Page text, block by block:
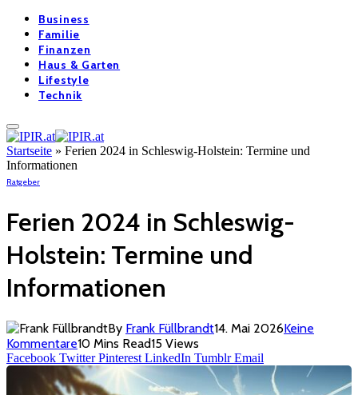
Business
Familie
Finanzen
Haus & Garten
Lifestyle
Technik
Startseite » Ferien 2024 in Schleswig-Holstein: Termine und
Informationen
Ratgeber
Ferien 2024 in Schleswig-
Holstein: Termine und
Informationen
By Frank Füllbrandt14. Mai 2026Keine
Kommentare10 Mins Read15 Views
Facebook Twitter Pinterest LinkedIn Tumblr Email